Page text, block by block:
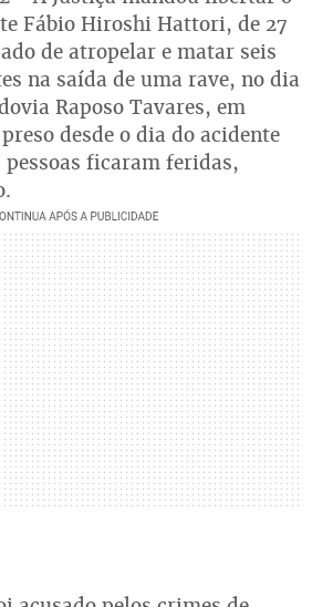
Fábio Hiroshi Hattori, de 27
de atropelar e matar seis
na saída de uma rave, no dia
Raposo Tavares, em
desde o dia do acidente
pessoas ficaram feridas,